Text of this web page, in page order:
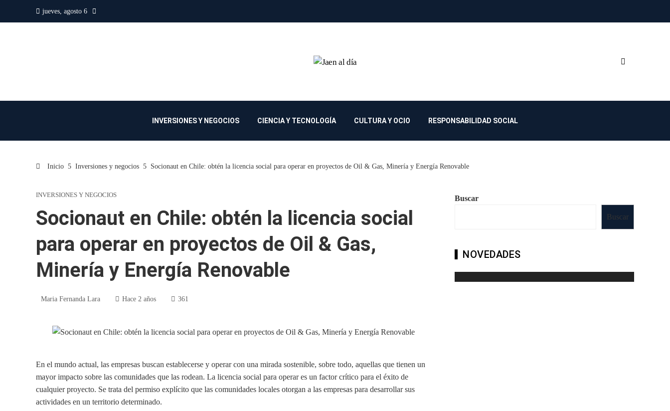
jueves, agosto 6
INVERSIONES Y NEGOCIOS CIENCIA Y TECNOLOGÍA CULTURA Y OCIO RESPONSABILIDAD SOCIAL
Inicio Inversiones y negocios Socionaut en Chile: obtén la licencia social para operar en proyectos de Oil & Gas, Minería y Energía Renovable
INVERSIONES Y NEGOCIOS
Socionaut en Chile: obtén la licencia social
para operar en proyectos de Oil & Gas,
Minería y Energía Renovable
Maria Fernanda Lara Hace 2 años 361
En el mundo actual, las empresas buscan establecerse y operar con una mirada sostenible, sobre todo, aquellas que tienen un
mayor impacto sobre las comunidades que las rodean. La licencia social para operar es un factor crítico para el éxito de
cualquier proyecto. Se trata del permiso explícito que las comunidades locales otorgan a las empresas para desarrollar sus
actividades en un territorio determinado.
Buscar
Buscar
NOVEDADES